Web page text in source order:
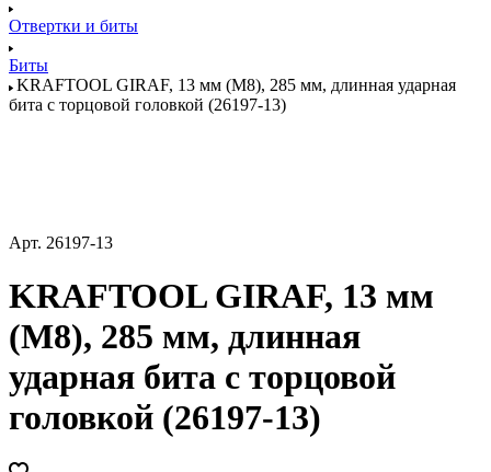
Отвертки и биты
Биты
KRAFTOOL GIRAF, 13 мм (М8), 285 мм, длинная ударная
бита с торцовой головкой (26197-13)
Арт. 26197-13
KRAFTOOL GIRAF, 13 мм
(М8), 285 мм, длинная
ударная бита с торцовой
головкой (26197-13)